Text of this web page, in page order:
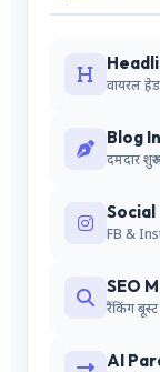
वायरल
Blog
दमदार
FB &
SEO
रैंकिंग
AI